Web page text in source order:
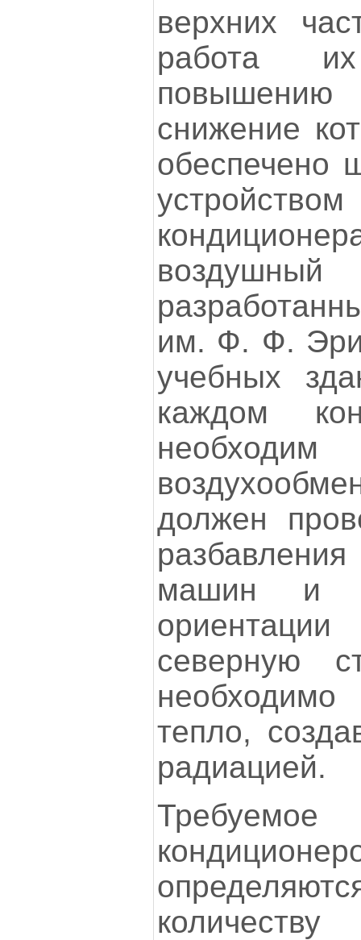
верхних
работа
снижение
обеспечено
им. Ф. Ф.
учебных
каждом
должен
машин и
северную
тепло,
радиацией.